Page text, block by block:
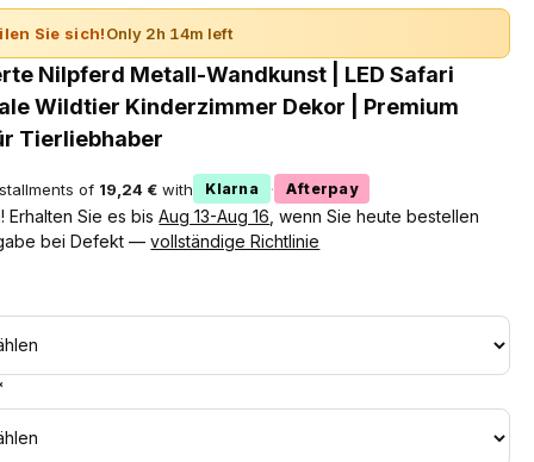
Sie sich!Only 2h 14m left
Nilpferd Metall-Wandkunst | LED Safari
Wildtier Kinderzimmer Dekor | Premium
Tierliebhaber
of 19,24 € with Klarna · Afterpay
Erhalten Sie es bisAug 13-Aug 16 , wenn Sie heute bestellen
bei Defekt —vollständige Richtlinie